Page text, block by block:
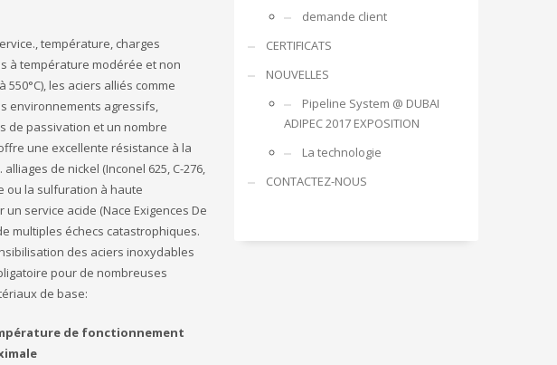
température, charges
à température modérée et non
les aciers alliés comme
environnements agressifs,
de passivation et un nombre
une excellente résistance à la
de nickel (Inconel 625, C-276,
ou la sulfuration à haute
service acide (Nace Exigences De
multiples échecs catastrophiques.
des aciers inoxydables
pour de nombreuses
de base:
de fonctionnement
demande client
CERTIFICATS
NOUVELLES
Pipeline System @ DUBAI
ADIPEC 2017 EXPOSITION
La technologie
CONTACTEZ-NOUS